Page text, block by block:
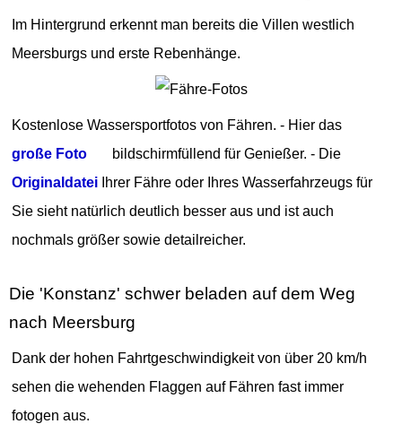
Im Hintergrund erkennt man bereits die Villen westlich
Meersburgs und erste Rebenhänge.
Kostenlose Wassersportfotos von Fähren. - Hier das
große Foto
bildschirmfüllend für Genießer. - Die
Originaldatei Ihrer Fähre oder Ihres Wasserfahrzeugs für
Sie sieht natürlich deutlich besser aus und ist auch
nochmals größer sowie detailreicher.
Die 'Konstanz' schwer beladen auf dem Weg
nach Meersburg
Dank der hohen Fahrtgeschwindigkeit von über 20 km/h
sehen die wehenden Flaggen auf Fähren fast immer
fotogen aus.